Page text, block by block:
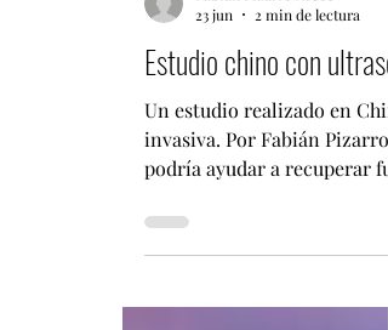
Fabián Pizarro Arcos
23 jun
2 min de lectura
Estudio chino con
Un estudio realizado en
invasiva que logró